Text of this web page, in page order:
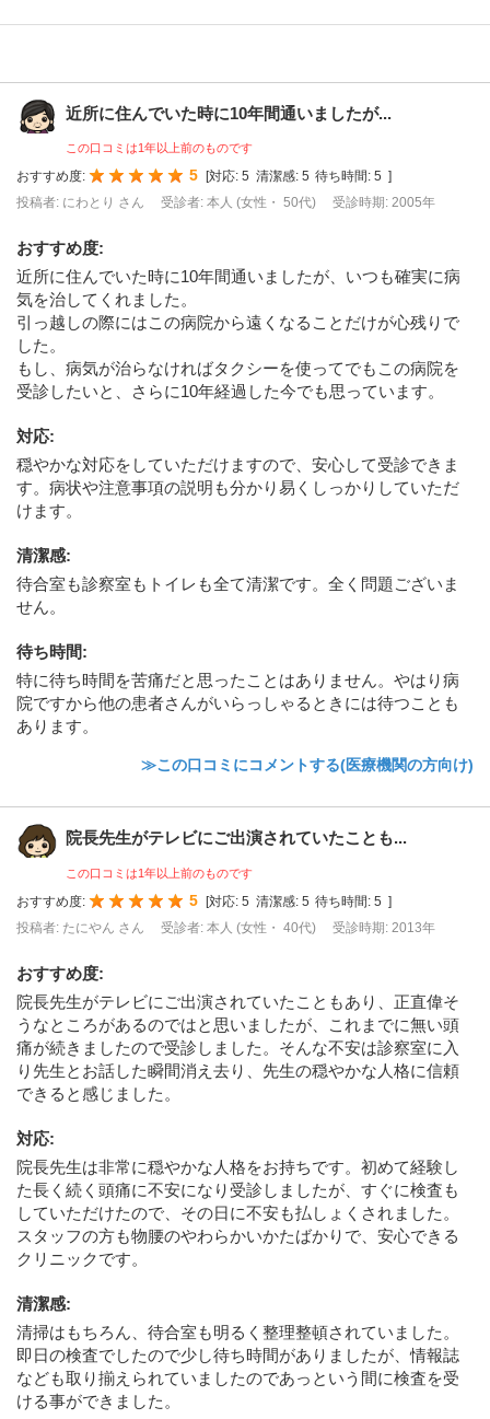
近所に住んでいた時に10年間通いましたが...
この口コミは1年以上前のものです
おすすめ度: 5 対応: 5 清潔感: 5 待ち時間: 5
投稿者: にわとり さん
受診者: 本人 (女性・ 50代) 受診時期: 2005年
おすすめ度:
近所に住んでいた時に10年間通いましたが、いつも確実に病
気を治してくれました。
引っ越しの際にはこの病院から遠くなることだけが心残りで
した。
もし、病気が治らなければタクシーを使ってでもこの病院を
受診したいと、さらに10年経過した今でも思っています。
対応:
穏やかな対応をしていただけますので、安心して受診できま
す。病状や注意事項の説明も分かり易くしっかりしていただ
けます。
清潔感:
待合室も診察室もトイレも全て清潔です。全く問題ございま
せん。
待ち時間:
特に待ち時間を苦痛だと思ったことはありません。やはり病
院ですから他の患者さんがいらっしゃるときには待つことも
あります。
≫この口コミにコメントする(医療機関の方向け)
院長先生がテレビにご出演されていたことも...
この口コミは1年以上前のものです
おすすめ度: 5 [対応: 5 清潔感: 5 待ち時間: 5 ]
投稿者: たにやん さん
受診者: 本人 (女性・ 40代) 受診時期: 2013年
おすすめ度:
院長先生がテレビにご出演されていたこともあり、正直偉そ
うなところがあるのではと思いましたが、これまでに無い頭
痛が続きましたので受診しました。そんな不安は診察室に入
り先生とお話した瞬間消え去り、先生の穏やかな人格に信頼
できると感じました。
対応:
院長先生は非常に穏やかな人格をお持ちです。初めて経験し
た長く続く頭痛に不安になり受診しましたが、すぐに検査も
していただけたので、その日に不安も払しょくされました。
スタッフの方も物腰のやわらかいかたばかりで、安心できる
クリニックです。
清潔感:
清掃はもちろん、待合室も明るく整理整頓されていました。
即日の検査でしたので少し待ち時間がありましたが、情報誌
なども取り揃えられていましたのであっという間に検査を受
ける事ができました。